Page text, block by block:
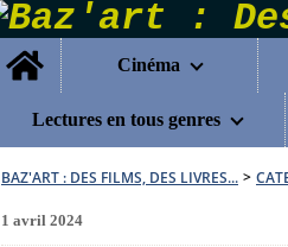
Home
Cinéma
Lectures en tous genres
BAZ'ART : DES FILMS, DES LIVRES... >
1 avril 2024